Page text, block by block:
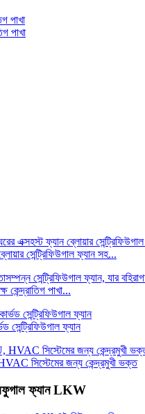
পাখা
পাখা
সেন্ট্রিফিউগাল ফ্যান সহ...
পাখা...
সেন্ট্রিফিউগাল ফ্যান
সিস্টেমের জন্য কেন্দ্রমুখী ভক্ত
ফ্যান LKW